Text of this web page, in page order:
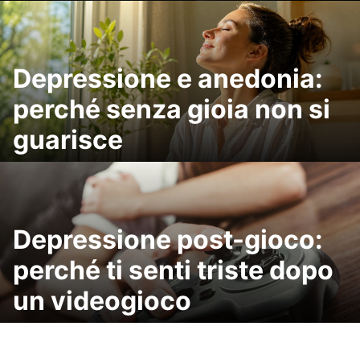
Depressione e anedonia:
perché senza gioia non si
guarisce
Depressione post-gioco:
perché ti senti triste dopo
un videogioco